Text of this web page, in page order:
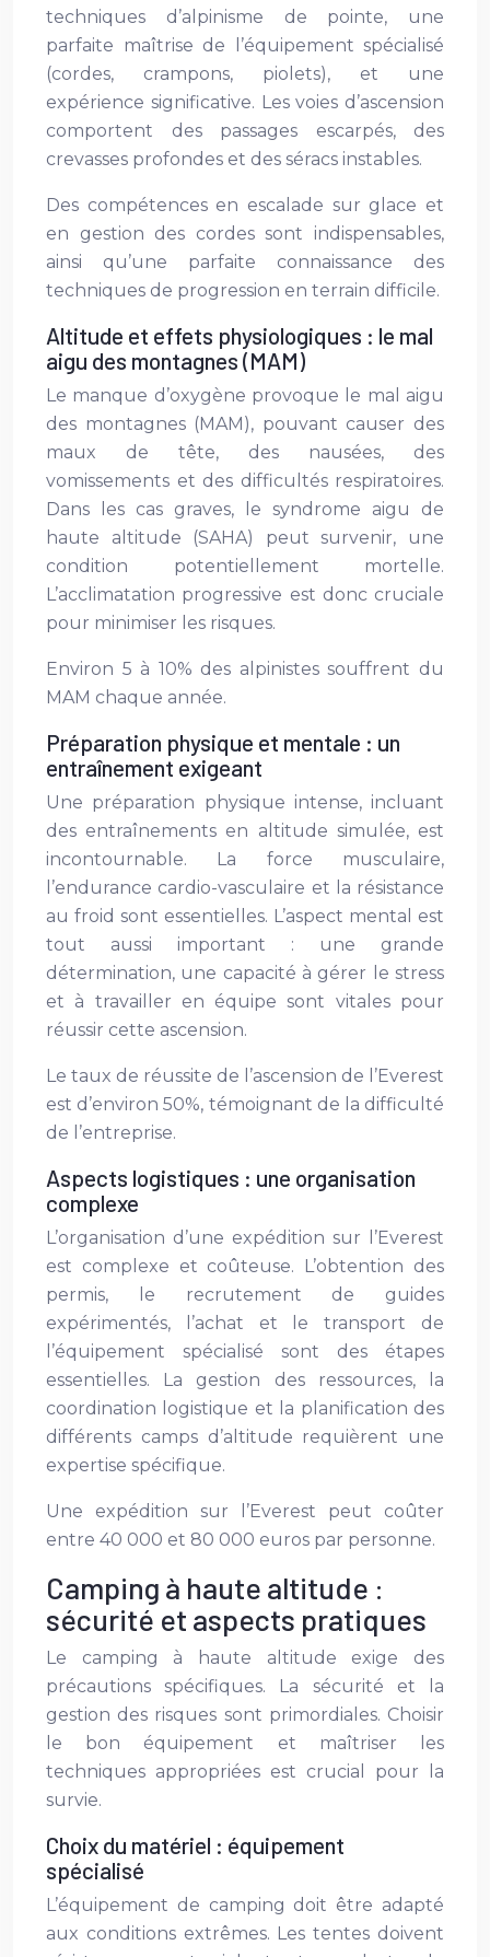
techniques d’alpinisme de pointe, une
parfaite maîtrise de l’équipement spécialisé
(cordes, crampons, piolets), et une
expérience significative. Les voies d’ascension
comportent des passages escarpés, des
crevasses profondes et des séracs instables.
Des compétences en escalade sur glace et
en gestion des cordes sont indispensables,
ainsi qu’une parfaite connaissance des
techniques de progression en terrain difficile.
Altitude et effets physiologiques : le mal
aigu des montagnes (MAM)
Le manque d’oxygène provoque le mal aigu
des montagnes (MAM), pouvant causer des
maux de tête, des nausées, des
vomissements et des difficultés respiratoires.
Dans les cas graves, le syndrome aigu de
haute altitude (SAHA) peut survenir, une
condition potentiellement mortelle.
L’acclimatation progressive est donc cruciale
pour minimiser les risques.
Environ 5 à 10% des alpinistes souffrent du
MAM chaque année.
Préparation physique et mentale : un
entraînement exigeant
Une préparation physique intense, incluant
des entraînements en altitude simulée, est
incontournable. La force musculaire,
l’endurance cardio-vasculaire et la résistance
au froid sont essentielles. L’aspect mental est
tout aussi important : une grande
détermination, une capacité à gérer le stress
et à travailler en équipe sont vitales pour
réussir cette ascension.
Le taux de réussite de l’ascension de l’Everest
est d’environ 50%, témoignant de la difficulté
de l’entreprise.
Aspects logistiques : une organisation
complexe
L’organisation d’une expédition sur l’Everest
est complexe et coûteuse. L’obtention des
permis, le recrutement de guides
expérimentés, l’achat et le transport de
l’équipement spécialisé sont des étapes
essentielles. La gestion des ressources, la
coordination logistique et la planification des
différents camps d’altitude requièrent une
expertise spécifique.
Une expédition sur l’Everest peut coûter
entre 40 000 et 80 000 euros par personne.
Camping à haute altitude :
sécurité et aspects pratiques
Le camping à haute altitude exige des
précautions spécifiques. La sécurité et la
gestion des risques sont primordiales. Choisir
le bon équipement et maîtriser les
techniques appropriées est crucial pour la
survie.
Choix du matériel : équipement
spécialisé
L’équipement de camping doit être adapté
aux conditions extrêmes. Les tentes doivent